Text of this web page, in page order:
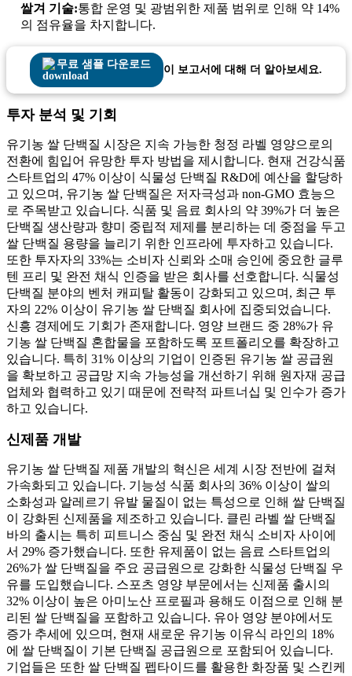
쌀겨 기술:통합 운영 및 광범위한 제품 범위로 인해 약 14%
의 점유율을 차지합니다.
무료 샘플 다운로드 이 보고서에 대해 더 알아보세요.
투자 분석 및 기회
유기농 쌀 단백질 시장은 지속 가능한 청정 라벨 영양으로의
전환에 힘입어 유망한 투자 방법을 제시합니다. 현재 건강식품
스타트업의 47% 이상이 식물성 단백질 R&D에 예산을 할당하
고 있으며, 유기농 쌀 단백질은 저자극성과 non-GMO 효능으
로 주목받고 있습니다. 식품 및 음료 회사의 약 39%가 더 높은
단백질 생산량과 향미 중립적 제제를 분리하는 데 중점을 두고
쌀 단백질 용량을 늘리기 위한 인프라에 투자하고 있습니다.
또한 투자자의 33%는 소비자 신뢰와 소매 승인에 중요한 글루
텐 프리 및 완전 채식 인증을 받은 회사를 선호합니다. 식물성
단백질 분야의 벤처 캐피탈 활동이 강화되고 있으며, 최근 투
자의 22% 이상이 유기농 쌀 단백질 회사에 집중되었습니다.
신흥 경제에도 기회가 존재합니다. 영양 브랜드 중 28%가 유
기농 쌀 단백질 혼합물을 포함하도록 포트폴리오를 확장하고
있습니다. 특히 31% 이상의 기업이 인증된 유기농 쌀 공급원
을 확보하고 공급망 지속 가능성을 개선하기 위해 원자재 공급
업체와 협력하고 있기 때문에 전략적 파트너십 및 인수가 증가
하고 있습니다.
신제품 개발
유기농 쌀 단백질 제품 개발의 혁신은 세계 시장 전반에 걸쳐
가속화되고 있습니다. 기능성 식품 회사의 36% 이상이 쌀의
소화성과 알레르기 유발 물질이 없는 특성으로 인해 쌀 단백질
이 강화된 신제품을 제조하고 있습니다. 클린 라벨 쌀 단백질
바의 출시는 특히 피트니스 중심 및 완전 채식 소비자 사이에
서 29% 증가했습니다. 또한 유제품이 없는 음료 스타트업의
26%가 쌀 단백질을 주요 공급원으로 강화한 식물성 단백질 우
유를 도입했습니다. 스포츠 영양 부문에서는 신제품 출시의
32% 이상이 높은 아미노산 프로필과 용해도 이점으로 인해 분
리된 쌀 단백질을 포함하고 있습니다. 유아 영양 분야에서도
증가 추세에 있으며, 현재 새로운 유기농 이유식 라인의 18%
에 쌀 단백질이 기본 단백질 공급원으로 포함되어 있습니다.
기업들은 또한 쌀 단백질 펩타이드를 활용한 화장품 및 스킨케